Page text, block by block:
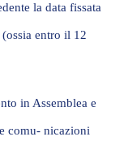
la data fissata
entro il 12
in Assemblea e
comu- nicazioni